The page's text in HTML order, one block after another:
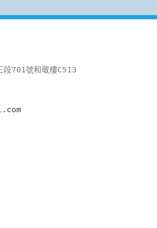
段701號和敬樓C513